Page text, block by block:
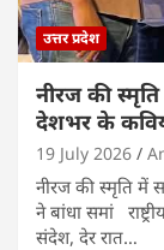
उत्तर प्रदेश
नीरज की
देशभर के
19 July 2026
नीरज की स्मृति में
ने बांधा समां
संदेश, देर रात…